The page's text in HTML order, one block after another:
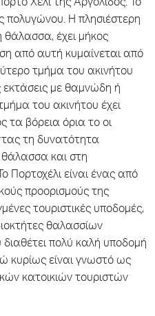
Χέλι της Αργολίδος. Το
πολυγώνου. H πλησιέστερη
θάλασσα, έχει μήκος
από αυτή κυμαίνεται από
τμήμα του ακινήτου
με θαμνώδη ή
του ακινήτου έχει
τα βόρεια όρια το οι
τη δυνατότητα
θάλασσα και στη
Πορτοχέλι είναι ένας από
προορισμούς της
τουριστικές υποδομές,
θαλασσίων
πολύ καλή υποδομή
κυρίως είναι γνωστό ως
κατοικιών τουριστών